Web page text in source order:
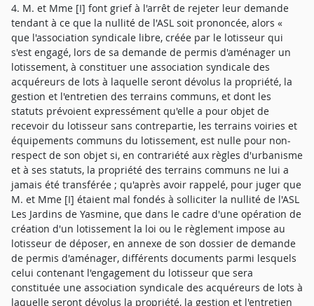
4. M. et Mme [I] font grief à l'arrêt de rejeter leur demande
tendant à ce que la nullité de l'ASL soit prononcée, alors «
que l'association syndicale libre, créée par le lotisseur qui
s'est engagé, lors de sa demande de permis d'aménager un
lotissement, à constituer une association syndicale des
acquéreurs de lots à laquelle seront dévolus la propriété, la
gestion et l'entretien des terrains communs, et dont les
statuts prévoient expressément qu'elle a pour objet de
recevoir du lotisseur sans contrepartie, les terrains voiries et
équipements communs du lotissement, est nulle pour non-
respect de son objet si, en contrariété aux règles d'urbanisme
et à ses statuts, la propriété des terrains communs ne lui a
jamais été transférée ; qu'après avoir rappelé, pour juger que
M. et Mme [I] étaient mal fondés à solliciter la nullité de l'ASL
Les Jardins de Yasmine, que dans le cadre d'une opération de
création d'un lotissement la loi ou le règlement impose au
lotisseur de déposer, en annexe de son dossier de demande
de permis d'aménager, différents documents parmi lesquels
celui contenant l'engagement du lotisseur que sera
constituée une association syndicale des acquéreurs de lots à
laquelle seront dévolus la propriété, la gestion et l'entretien